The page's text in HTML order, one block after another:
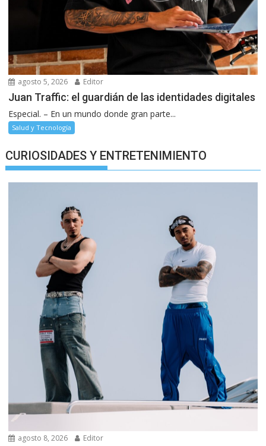
agosto 5, 2026 Editor
Juan Traffic: el guardián de las identidades digitales
Especial. – En un mundo donde gran parte...
Salud y Tecnología
CURIOSIDADES Y ENTRETENIMIENTO
agosto 8, 2026 Editor